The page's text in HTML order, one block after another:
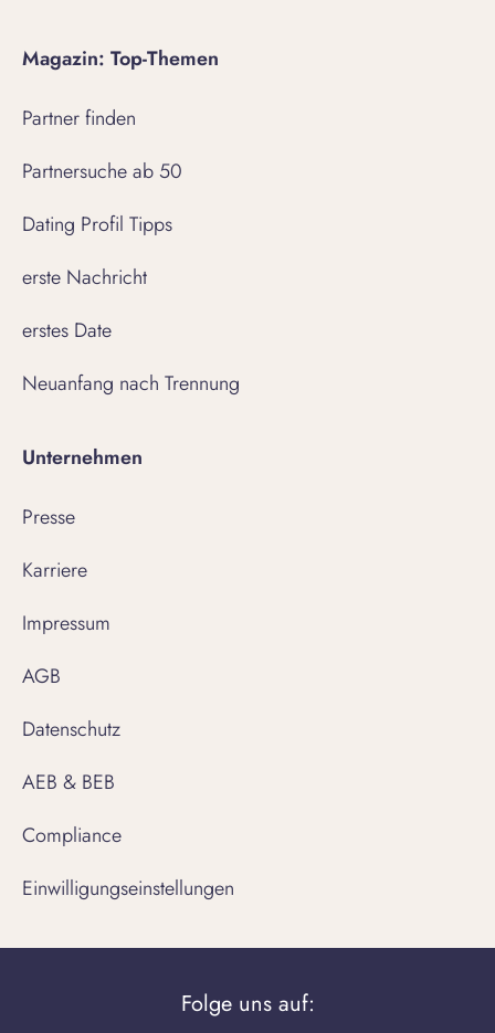
Magazin: Top-Themen
Partner finden
Partnersuche ab 50
Dating Profil Tipps
erste Nachricht
erstes Date
Neuanfang nach Trennung
Unternehmen
Presse
Karriere
Impressum
AGB
Datenschutz
AEB & BEB
Compliance
Einwilligungseinstellungen
Folge uns auf: